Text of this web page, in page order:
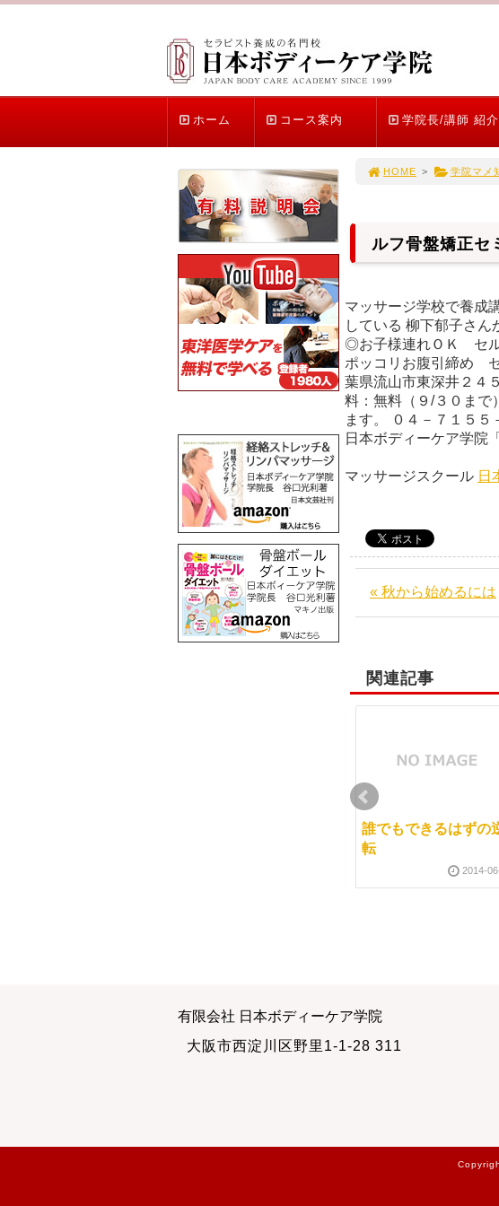
ホーム コース案内 学院長/講師 紹介
HOME > 学院マメ
ルフ骨盤矯正セ
マッサージ学校で養成
している 柳下郁子さ
◎お子様連れＯＫ セ
ポッコリお腹引締め
葉県流山市東深井２
料：無料（９/３０まで
ます。 ０４－７１５
日本ボディーケア学
マッサージスクール 日
« 秋から始めるには
関連記事
誰でもできるはずの
転
2014-
マッサージサロンも応
2013-12-07
有限会社 日本ボディーケア学院
大阪市西淀川区野里1-1-28 311